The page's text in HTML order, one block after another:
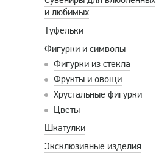
и любимых
Туфельки
Фигурки и символы
Фигурки из стекла
Фрукты и овощи
Хрустальные фигурки
Цветы
Шкатулки
Эксклюзивные изделия